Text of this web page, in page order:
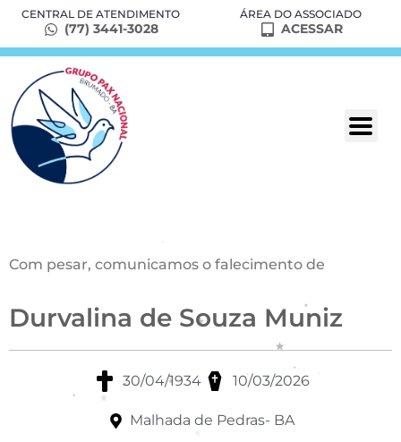
CENTRAL DE ATENDIMENTO
(77) 3441-3028
ÁREA DO ASSOCIADO
ACESSAR
Com pesar, comunicamos o falecimento de
Durvalina de Souza Muniz
30/04/1934 10/03/2026
Malhada de Pedras- BA